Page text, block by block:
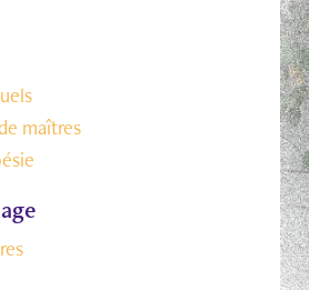
maîtres